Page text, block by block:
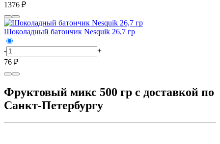
1376 ₽
Шоколадный батончик Nesquik 26,7 гр
-
+
76 ₽
Фруктовый микс 500 гр с доставкой по
Санкт-Петербургу